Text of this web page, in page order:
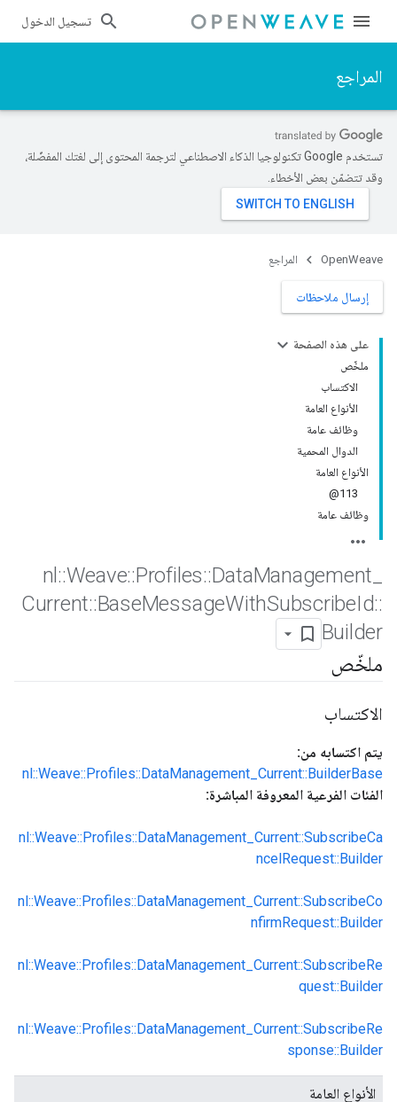
تسجيل الدخول
المراجع
تستخدم Google تكنولوجيا الذكاء الاصطناعي لترجمة المحتوى إلى لغتك المفضّلة،
وقد تتضمّن بعض الأخطاء.
OpenWeave المراجع
إرسال ملاحظات
على هذه الصفحة
ملخّص
الاكتساب
الأنواع العامة
وظائف عامة
الدوال المحمية
الأنواع العامة
113@
وظائف عامة
nl ::Weave::Profiles::DataManagement
Current::BaseMessageWithSubscribeId::
Builder
ملخّص
الاكتساب
يتم اكتسابه من:
nl::Weave::Profiles::DataManagement_Current::BuilderBase
الفئات الفرعية المعروفة المباشرة:
nl::Weave::Profiles::DataManagement_Current::SubscribeCa
ncelRequest::Builder
nl::Weave::Profiles::DataManagement_Current::SubscribeCo
nfirmRequest::Builder
nl::Weave::Profiles::DataManagement_Current::SubscribeRe
quest::Builder
nl::Weave::Profiles::DataManagement_Current::SubscribeRe
sponse::Builder
الأنواع العامة